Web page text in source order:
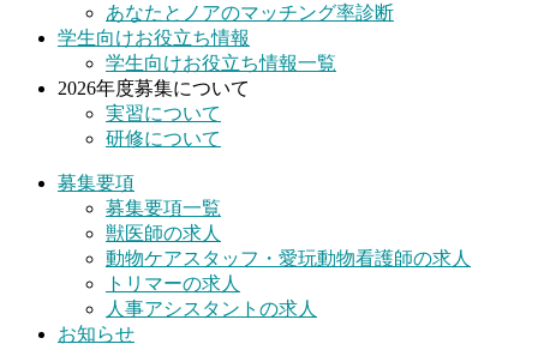
あなたとノアのマッチング率診断
学生向けお役立ち情報
学生向けお役立ち情報一覧
2026年度募集について
実習について
研修について
募集要項
募集要項一覧
獣医師の求人
動物ケアスタッフ・愛玩動物看護師の求人
トリマーの求人
人事アシスタントの求人
お知らせ